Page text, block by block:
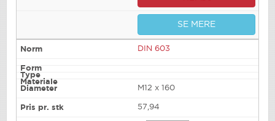
SE MERE
DIN 603
M12 x 160
57,94